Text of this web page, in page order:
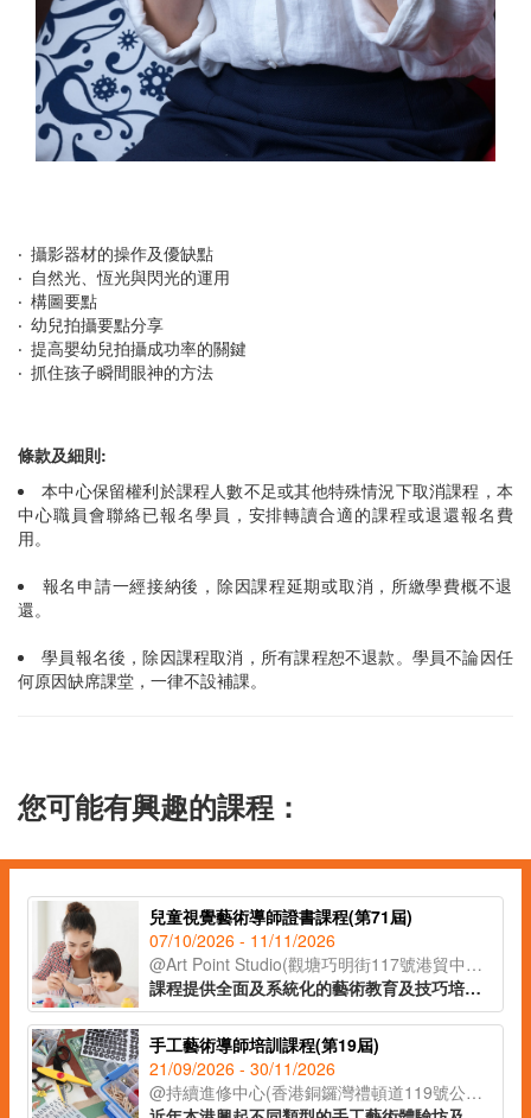
‧ 攝影器材的操作及優缺點
‧ 自然光、恆光與閃光的運用
‧ 構圖要點
‧ 幼兒拍攝要點分享
‧ 提高嬰幼兒拍攝成功率的關鍵
‧ 抓住孩子瞬間眼神的方法
條款及細則:
本中心保留權利於課程人數不足或其他特殊情況下取消課程，本
中心職員會聯絡已報名學員，安排轉讀合適的課程或退還報名費
用。
報名申請一經接納後，除因課程延期或取消，所繳學費概不退
還。
學員報名後，除因課程取消，所有課程恕不退款。學員不論因任
何原因缺席課堂，一律不設補課。
您可能有興趣的課程：
兒童視覺藝術導師證書課程(第71屆)
07/10/2026 - 11/11/2026
@Art Point Studio(觀塘巧明街117號港貿中心18樓02室)
課程提供全面及系統化的藝術教育及技巧培訓，配合兒童心理學理論，教授學員視藝教案設計、兒童教學技巧、評估方法，以及如何有效與家長溝通及協調。課程提供兒童畫室教學場地實地參觀機會，學員可親身體驗視藝課堂的環境氣氛，運用所學的理論與技巧實踐在教育工作及管理上。
手工藝術導師培訓課程(第19屆)
21/09/2026 - 30/11/2026
@持續進修中心(香港銅鑼灣禮頓道119號公理堂大樓21-23樓)